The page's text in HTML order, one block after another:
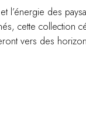
l’énergie des
cette collection
vers des